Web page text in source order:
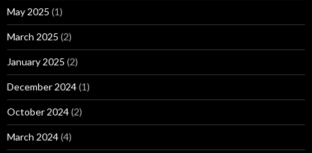
May 2025 (1)
March 2025 (2)
January 2025 (2)
December 2024(1)
October 2024(2)
March 2024(4)